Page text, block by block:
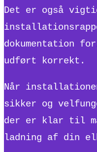
Det er også
dokumentation
udført korrekt.
Når
sikker og
der er klar til
ladning af din